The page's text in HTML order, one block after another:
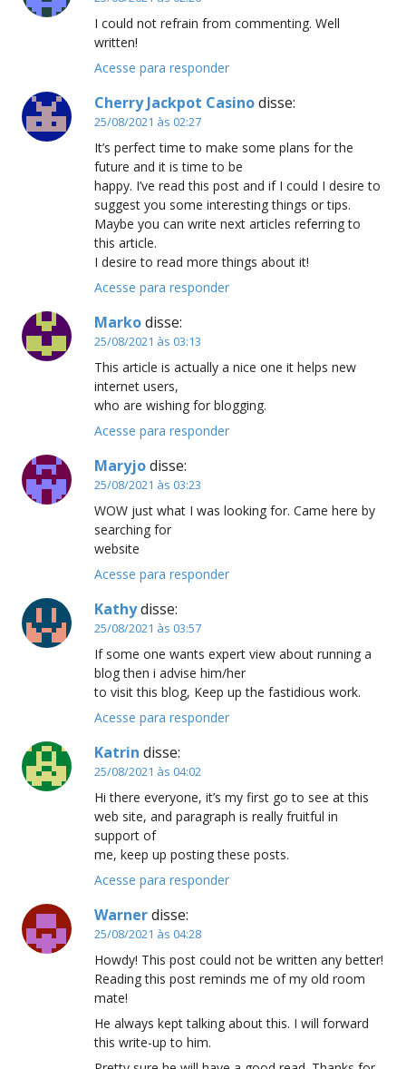
I could not refrain from commenting. Well
written!
Acesse para responder
Cherry Jackpot Casinodisse:
25/08/2021 às 02:27
It’s perfect time to make some plans for the
future and it is time to be
happy. I’ve read this post and if I could I desire to
suggest you some interesting things or tips.
Maybe you can write next articles referring to
this article.
I desire to read more things about it!
Acesse para responder
Markodisse:
25/08/2021 às 03:13
This article is actually a nice one it helps new
internet users,
who are wishing for blogging.
Acesse para responder
Maryjodisse:
25/08/2021 às 03:23
WOW just what I was looking for. Came here by
searching for
website
Acesse para responder
Kathydisse:
25/08/2021 às 03:57
If some one wants expert view about running a
blog then i advise him/her
to visit this blog, Keep up the fastidious work.
Acesse para responder
Katrin disse:
25/08/2021 às 04:02
Hi there everyone, it’s my first go to see at this
web site, and paragraph is really fruitful in
support of
me, keep up posting these posts.
Acesse para responder
Warnerdisse:
25/08/2021 às 04:28
Howdy! This post could not be written any better!
Reading this post reminds me of my old room
mate!
He always kept talking about this. I will forward
this write-up to him.